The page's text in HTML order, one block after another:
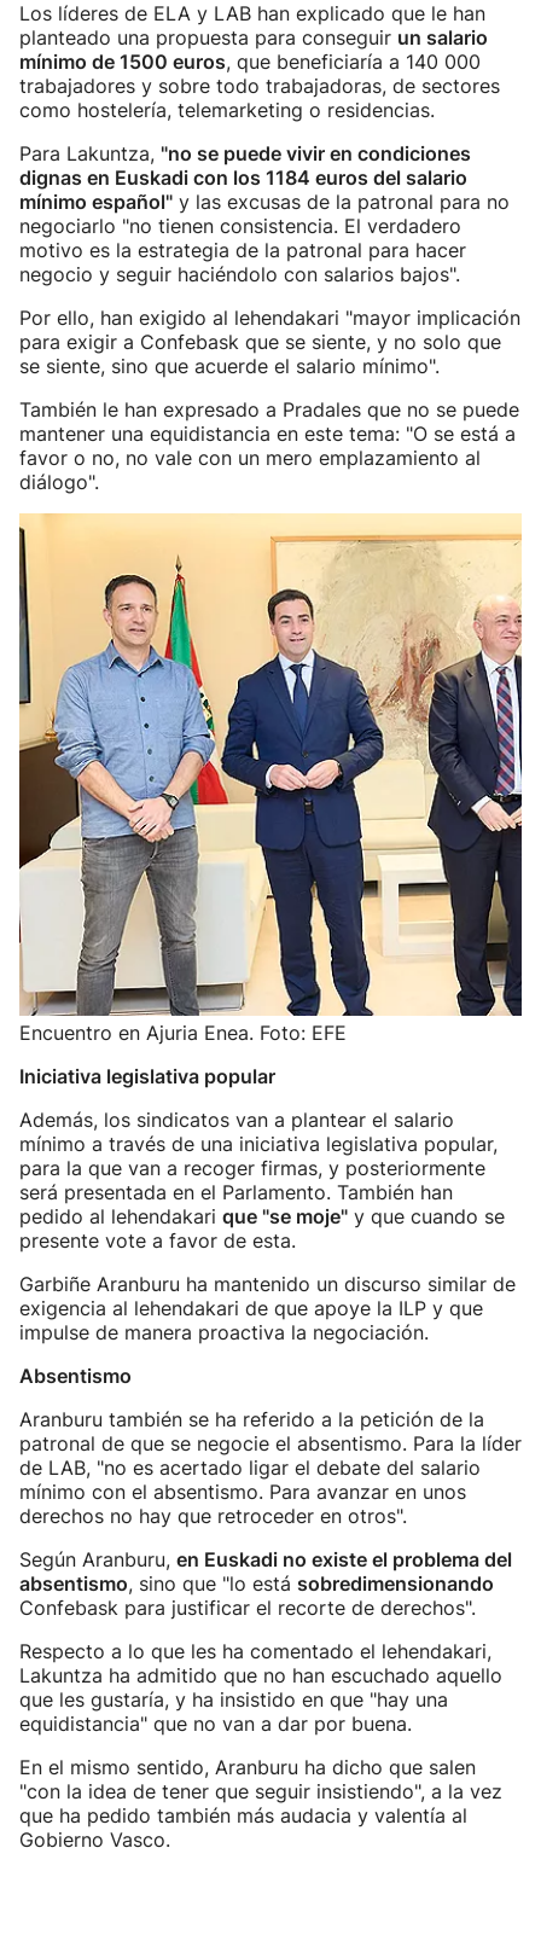
Los líderes de ELA y LAB han explicado que le han
planteado una propuesta para conseguir un salario
mínimo de 1500 euros, que beneficiaría a 140 000
trabajadores y sobre todo trabajadoras, de sectores
como hostelería, telemarketing o residencias.
Para Lakuntza, "no se puede vivir en condiciones
dignas en Euskadi con los 1184 euros del salario
mínimo español" y las excusas de la patronal para no
negociarlo "no tienen consistencia. El verdadero
motivo es la estrategia de la patronal para hacer
negocio y seguir haciéndolo con salarios bajos".
Por ello, han exigido al lehendakari "mayor implicación
para exigir a Confebask que se siente, y no solo que
se siente, sino que acuerde el salario mínimo".
También le han expresado a Pradales que no se puede
mantener una equidistancia en este tema: "O se está a
favor o no, no vale con un mero emplazamiento al
diálogo".
Encuentro en Ajuria Enea. Foto: EFE
Iniciativa legislativa popular
Además, los sindicatos van a plantear el salario
mínimo a través de una iniciativa legislativa popular,
para la que van a recoger firmas, y posteriormente
será presentada en el Parlamento. También han
pedido al lehendakari que "se moje" y que cuando se
presente vote a favor de esta.
Garbiñe Aranburu ha mantenido un discurso similar de
exigencia al lehendakari de que apoye la ILP y que
impulse de manera proactiva la negociación.
Absentismo
Aranburu también se ha referido a la petición de la
patronal de que se negocie el absentismo. Para la líder
de LAB, "no es acertado ligar el debate del salario
mínimo con el absentismo. Para avanzar en unos
derechos no hay que retroceder en otros".
Según Aranburu, en Euskadi no existe el problema del
absentismo, sino que "lo está sobredimensionando
Confebask para justificar el recorte de derechos".
Respecto a lo que les ha comentado el lehendakari,
Lakuntza ha admitido que no han escuchado aquello
que les gustaría, y ha insistido en que "hay una
equidistancia" que no van a dar por buena.
En el mismo sentido, Aranburu ha dicho que salen
"con la idea de tener que seguir insistiendo", a la vez
que ha pedido también más audacia y valentía al
Gobierno Vasco.